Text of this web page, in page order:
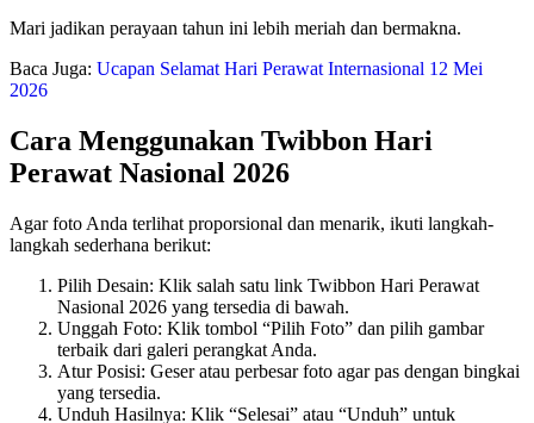
Mari jadikan perayaan tahun ini lebih meriah dan bermakna.
Baca Juga: Ucapan Selamat Hari Perawat Internasional 12 Mei
2026
Cara Menggunakan Twibbon Hari
Perawat Nasional 2026
Agar foto Anda terlihat proporsional dan menarik, ikuti langkah-
langkah sederhana berikut:
Pilih Desain: Klik salah satu link Twibbon Hari Perawat
Nasional 2026 yang tersedia di bawah.
Unggah Foto: Klik tombol “Pilih Foto” dan pilih gambar
terbaik dari galeri perangkat Anda.
Atur Posisi: Geser atau perbesar foto agar pas dengan bingkai
yang tersedia.
Unduh Hasilnya: Klik “Selesai” atau “Unduh” untuk